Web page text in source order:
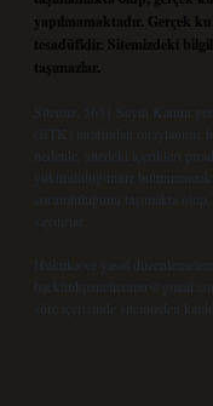
yapılmamaktadır. Gerçek
tesadüfidir. Sitemizdeki
taşımazlar.
Sitemiz, 5651 Sayılı Kanun
(BTK) tarafından
nedenle, sitedeki içerikleri
yükümlülüğümüz
sorumluluğunu taşımakta
sayılırlar.
Hukuka ve yasal
backlinkpanelicomtr@gmail.com
süre içerisinde sitemizden